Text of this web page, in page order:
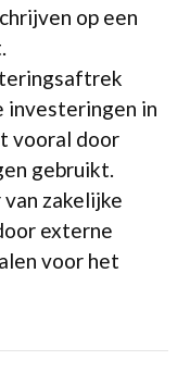
op een
investeringen in
vooral door
gebruikt.
zakelijke
externe
voor het